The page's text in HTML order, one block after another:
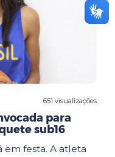
651 visualizações
para
sub16
festa. A atleta